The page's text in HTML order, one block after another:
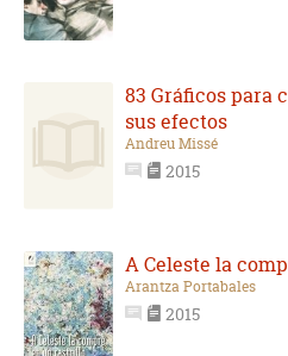
83 Gráficos para
sus efectos
Andreu Missé
2015
A Celeste la
Arantza Portabales
2015